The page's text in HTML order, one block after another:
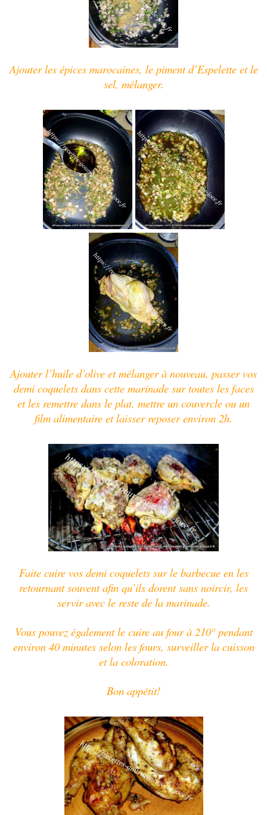
Ajouter les épices marocaines, le piment d’Espelette et le
sel, mélanger.
Ajouter l’huile d’olive et mélanger à nouveau, passer vos
demi coquelets dans cette marinade sur toutes les faces
et les remettre dans le plat, mettre un couvercle ou un
film alimentaire et laisser reposer environ 2h.
Faite cuire vos demi coquelets sur le barbecue en les
retournant souvent afin qu’ils dorent sans noircir, les
servir avec le reste de la marinade.
Vous pouvez également le cuire au four à 210° pendant
environ 40 minutes selon les fours, surveiller la cuisson
et la coloration.
Bon appétit!